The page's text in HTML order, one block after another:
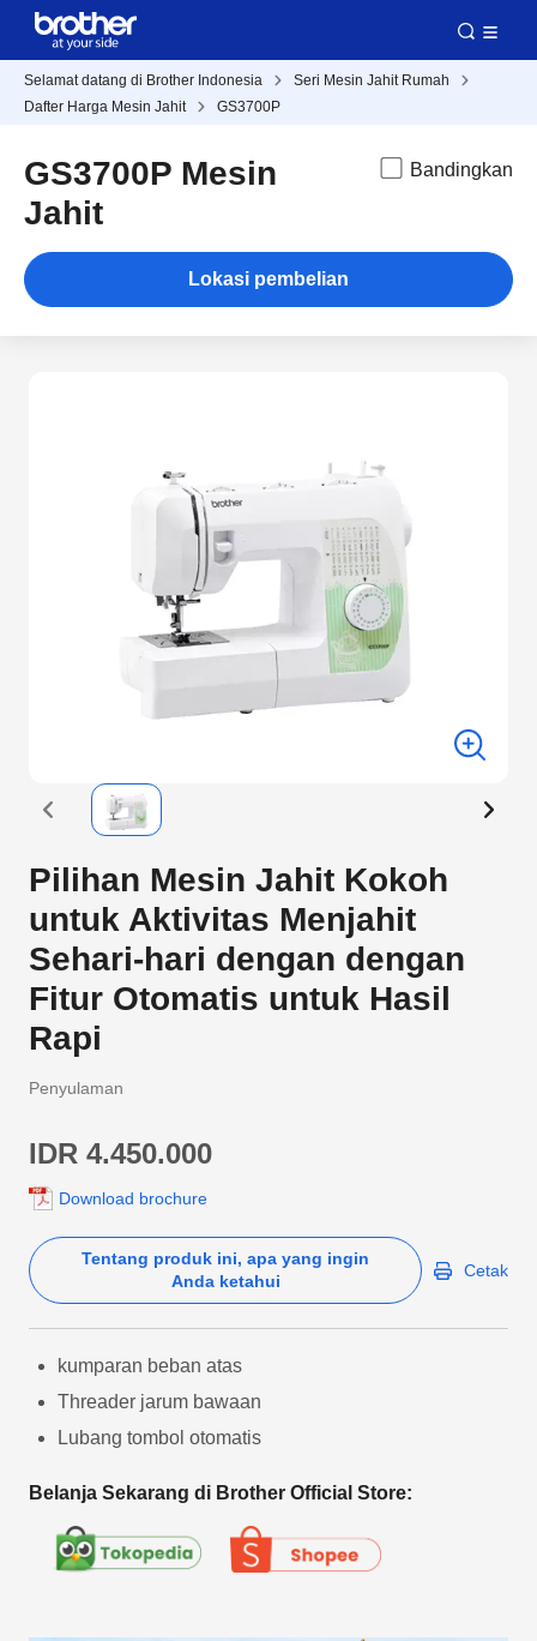
Selamat datang di Brother Indonesia
Seri Mesin Jahit Rumah
Dafter Harga Mesin Jahit
GS3700P
GS3700P Mesin
Jahit
Bandingkan
Lokasi pembelian
Pilihan Mesin Jahit Kokoh
untuk Aktivitas Menjahit
Sehari-hari dengan dengan
Fitur Otomatis untuk Hasil
Rapi
Penyulaman
IDR 4.450.000
Download brochure
Tentang produk ini, apa yang ingin
Anda ketahui
Cetak
kumparan beban atas
Threader jarum bawaan
Lubang tombol otomatis
Belanja Sekarang di Brother Official Store: